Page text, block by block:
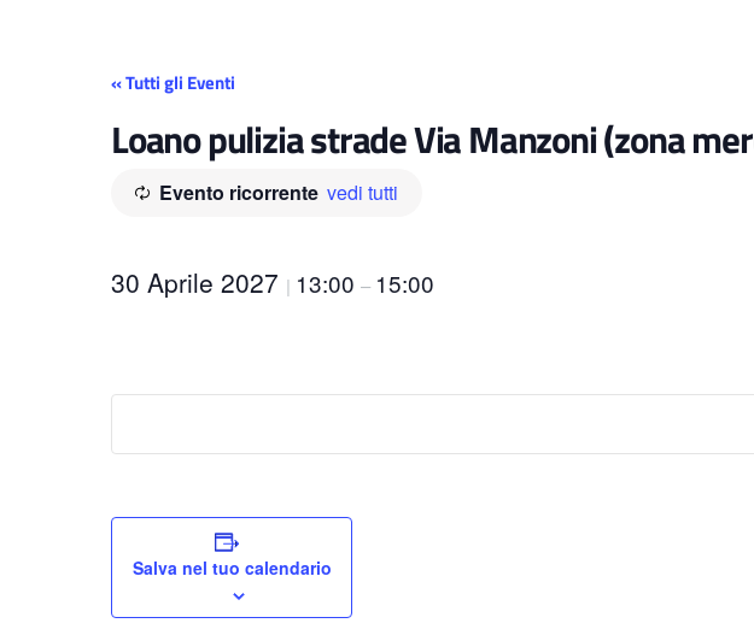
« Tutti gli Eventi
Loano pulizia strade Via Manzoni (zona
Evento ricorrente vedi tutti
30 Aprile 2027 | 13:00 – 15:00
Salva nel tuo calendario